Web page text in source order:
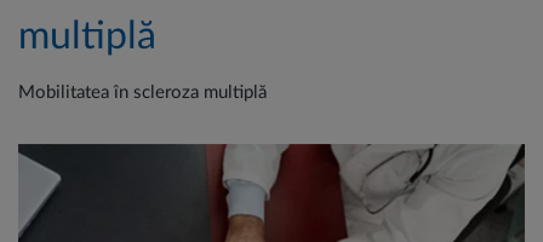
multiplă
Mobilitatea în scleroza multiplă